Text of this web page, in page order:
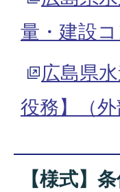
量・建設
広島県
役務】（外
【様式】